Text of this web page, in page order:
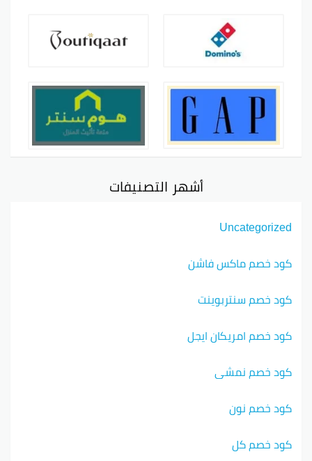
أشهر التصنيفات
Uncategorized
كود خصم ماكس فاشن
كود خصم سنتربوينت
كود خصم امريكان ايجل
كود خصم نمشي
كود خصم نون
كود خصم كل